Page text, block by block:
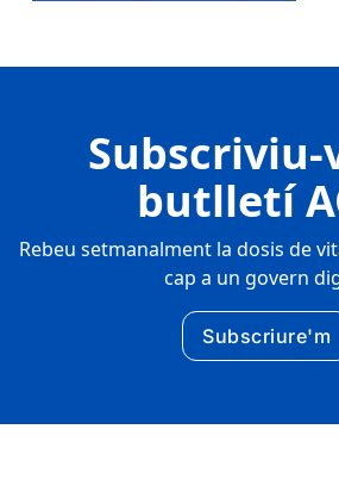
Subscriviu-
butlletí
Rebeu setmanalment la dosis de
cap a un govern
Subscriure'm